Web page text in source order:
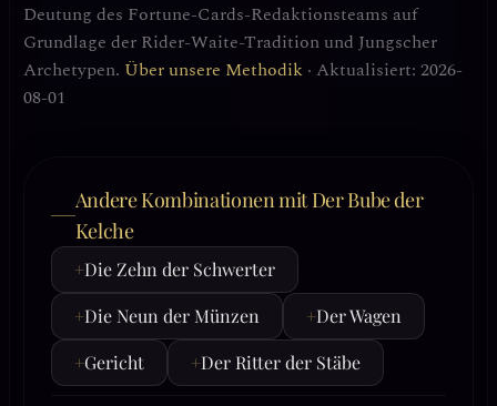
Deutung des Fortune-Cards-Redaktionsteams auf
Grundlage der Rider-Waite-Tradition und Jungscher
Archetypen. Über unsere Methodik · Aktualisiert: 2026-
08-01
Andere Kombinationen mit Der Bube der
Kelche
+Die Zehn der Schwerter
+Die Neun der Münzen +Der Wagen
+Gericht +Der Ritter der Stäbe